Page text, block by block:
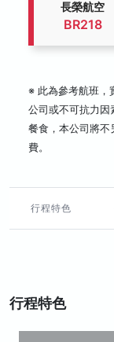
長榮航空
BR218
※ 此為參考航班，
公司或不可抗力因
餐食，本公司將不
費。
行程特色
行程特色